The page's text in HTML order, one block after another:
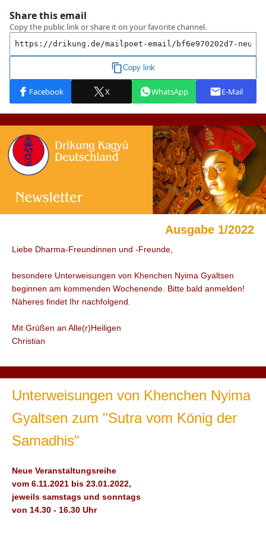
Ausgabe 1/2022
Liebe Dharma-Freundinnen und -Freunde,
besondere Unterweisungen von Khenchen Nyima Gyaltsen
beginnen am kommenden Wochenende. Bitte bald anmelden!
Näheres findet Ihr nachfolgend.
Mit Grüßen an Alle(r)Heiligen
Christian
Unterweisungen von Khenchen Nyima
Gyaltsen zum "Sutra vom König der
Samadhis"
Neue Veranstaltungsreihe
vom 6.11.2021 bis 23.01.2022,
jeweils samstags und sonntags
von 14.30 - 16.30 Uhr